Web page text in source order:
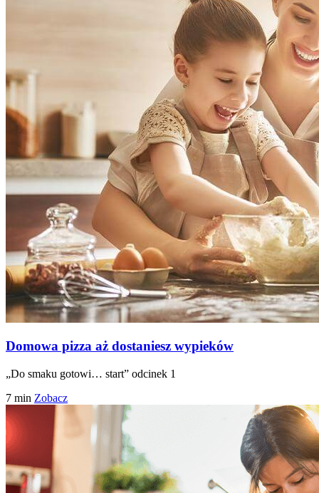
Domowa pizza aż dostaniesz wypieków
„Do smaku gotowi… start” odcinek 1
7 min Zobacz